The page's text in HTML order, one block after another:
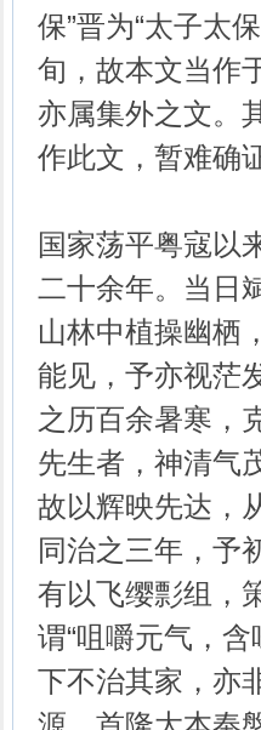
保”晋为“太子太
旬，故本文当作
亦属集外之文。
作此文，暂难确
国家荡平粤寇以
二十余年。当日
山林中植操幽栖
能见，予亦视茫
之历百余暑寒，
先生者，神清气
故以辉映先达，
同治之三年，予
有以飞缨彯组，
谓“咀嚼元气，
下不治其家，亦